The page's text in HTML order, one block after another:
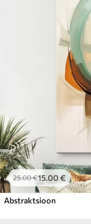
25.00€15.00 €
Abstraktsioon